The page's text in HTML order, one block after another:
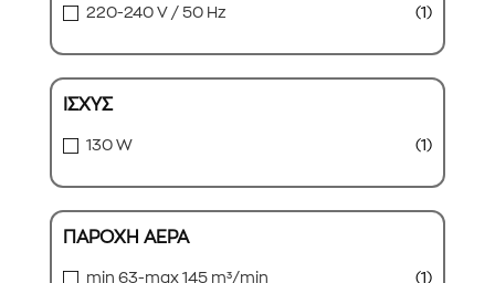
220-240 V / 50 Hz (1)
ΙΣΧΥΣ
130 W (1)
ΠΑΡΟΧΗ ΑΕΡΑ
min 63-max 145 m³/min (1)